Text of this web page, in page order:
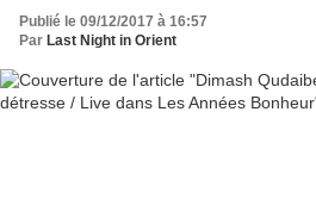
Publié le 09/12/2017 à 16:57
Par Last Night in Orient